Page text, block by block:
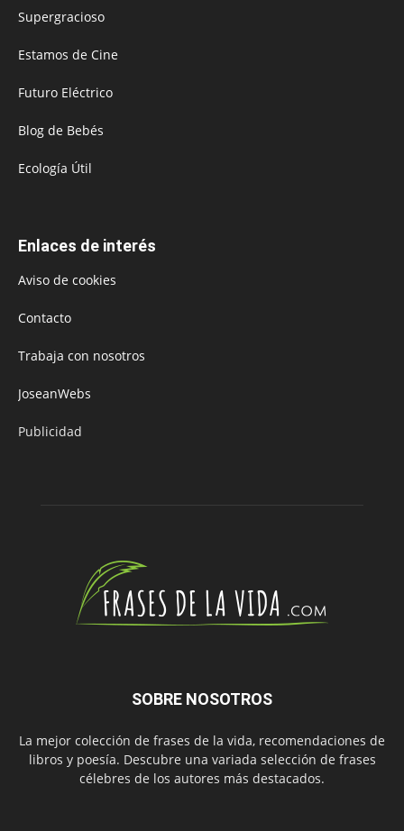
Supergracioso
Estamos de Cine
Futuro Eléctrico
Blog de Bebés
Ecología Útil
Enlaces de interés
Aviso de cookies
Contacto
Trabaja con nosotros
JoseanWebs
Publicidad
SOBRE NOSOTROS
La mejor colección de frases de la vida, recomendaciones de
libros y poesía. Descubre una variada selección de frases
célebres de los autores más destacados.